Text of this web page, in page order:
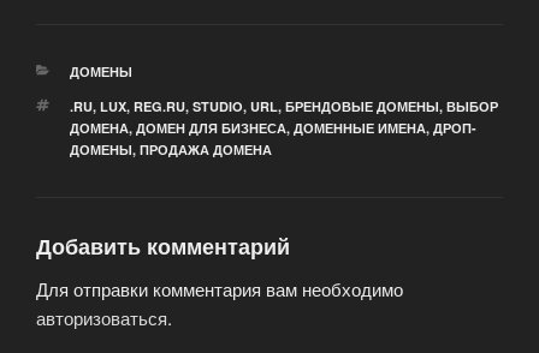
РУБРИКИ
ДОМЕНЫ
МЕТКИ
.RU, LUX, REG.RU, STUDIO, URL, БРЕНДОВЫЕ ДОМЕНЫ, ВЫБОР
ДОМЕНА, ДОМЕН ДЛЯ БИЗНЕСА, ДОМЕННЫЕ ИМЕНА, ДРОП-
ДОМЕНЫ, ПРОДАЖА ДОМЕНА
Добавить комментарий
Для отправки комментария вам необходимо
авторизоваться.